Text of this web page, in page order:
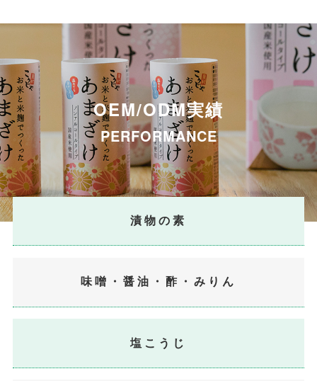
OEM/ODM実績
PERFORMANCE
漬物の素
味噌・醤油・酢・みりん
塩こうじ